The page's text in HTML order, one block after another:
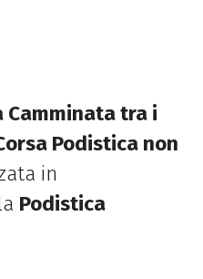
Camminata tra i
Podistica non
in
Podistica